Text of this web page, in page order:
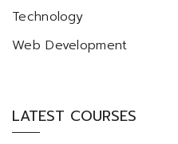
Technology
Web Development
LATEST COURSES